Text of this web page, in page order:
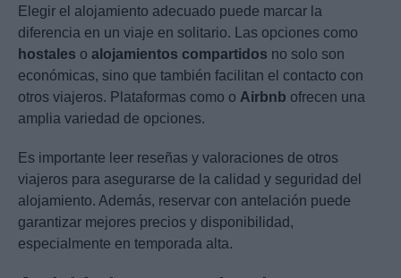
Elegir el alojamiento adecuado puede marcar la
diferencia en un viaje en solitario. Las opciones como
hostales o alojamientos compartidos no solo son
económicas, sino que también facilitan el contacto con
otros viajeros. Plataformas como o Airbnb ofrecen una
amplia variedad de opciones.
Es importante leer reseñas y valoraciones de otros
viajeros para asegurarse de la calidad y seguridad del
alojamiento. Además, reservar con antelación puede
garantizar mejores precios y disponibilidad,
especialmente en temporada alta.